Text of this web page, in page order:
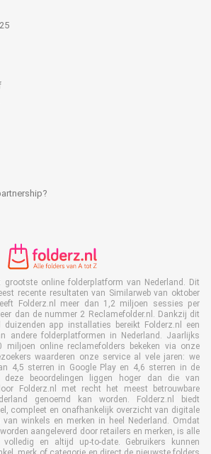
grootste online folderplatform van Nederland. Dit
recente resultaten van Similarweb van oktober
Folderz.nl meer dan 1,2 miljoen sessies per
dan de nummer 2 Reclamefolder.nl. Dankzij dit
duizenden app installaties bereikt Folderz.nl een
andere folderplatformen in Nederland. Jaarlijks
miljoen online reclamefolders bekeken via onze
waarderen onze service al vele jaren: we
4,5 sterren in Google Play en 4,6 sterren in de
beoordelingen liggen hoger dan die van
Folderz.nl met recht het meest betrouwbare
genoemd kan worden. Folderz.nl biedt
compleet en onafhankelijk overzicht van digitale
winkels en merken in heel Nederland. Omdat
aangeleverd door retailers en merken, is alle
volledig en altijd up-to-date. Gebruikers kunnen